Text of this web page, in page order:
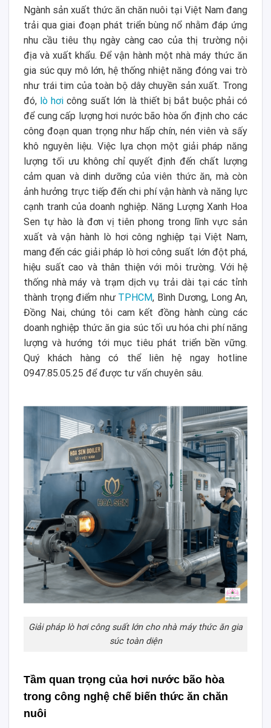
Ngành sản xuất thức ăn chăn nuôi tại Việt Nam đang
trải qua giai đoạn phát triển bùng nổ nhằm đáp ứng
nhu cầu tiêu thụ ngày càng cao của thị trường nội
địa và xuất khẩu. Để vận hành một nhà máy thức ăn
gia súc quy mô lớn, hệ thống nhiệt năng đóng vai trò
như trái tim của toàn bộ dây chuyền sản xuất. Trong
đó, lò hơi công suất lớn là thiết bị bắt buộc phải có
để cung cấp lượng hơi nước bão hòa ổn định cho các
công đoạn quan trọng như hấp chín, nén viên và sấy
khô nguyên liệu. Việc lựa chọn một giải pháp năng
lượng tối ưu không chỉ quyết định đến chất lượng
cảm quan và dinh dưỡng của viên thức ăn, mà còn
ảnh hưởng trực tiếp đến chi phí vận hành và năng lực
cạnh tranh của doanh nghiệp. Năng Lượng Xanh Hoa
Sen tự hào là đơn vị tiên phong trong lĩnh vực sản
xuất và vận hành lò hơi công nghiệp tại Việt Nam,
mang đến các giải pháp lò hơi công suất lớn đột phá,
hiệu suất cao và thân thiện với môi trường. Với hệ
thống nhà máy và trạm dịch vụ trải dài tại các tỉnh
thành trọng điểm như TPHCM, Bình Dương, Long An,
Đồng Nai, chúng tôi cam kết đồng hành cùng các
doanh nghiệp thức ăn gia súc tối ưu hóa chi phí năng
lượng và hướng tới mục tiêu phát triển bền vững.
Quý khách hàng có thể liên hệ ngay hotline
0947.85.05.25 để được tư vấn chuyên sâu.
Giải pháp lò hơi công suất lớn cho nhà máy thức ăn gia
súc toàn diện
Tầm quan trọng của hơi nước bão hòa
trong công nghệ chế biến thức ăn chăn
nuôi